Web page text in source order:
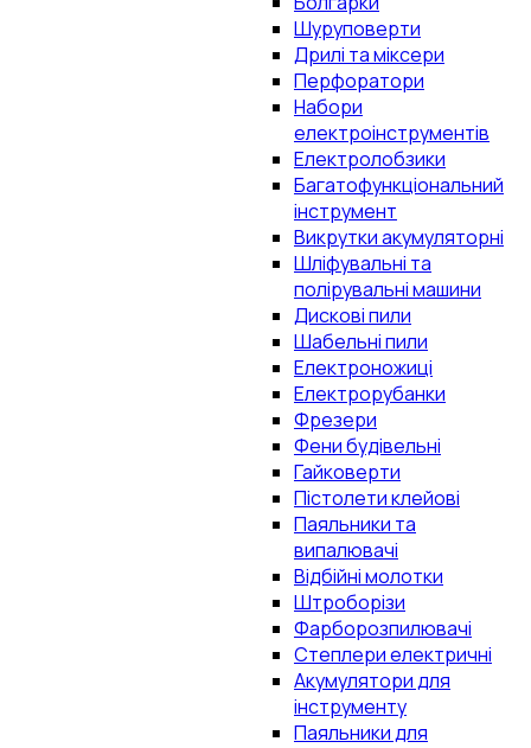
Шуруповерти
Дрилі та міксери
Перфоратори
Набори
електроінструментів
Електролобзики
Багатофункціональний
інструмент
Викрутки акумуляторні
Шліфувальні та
полірувальні машини
Дискові пили
Шабельні пили
Електроножиці
Електрорубанки
Фрезери
Фени будівельні
Гайковерти
Пістолети клейові
Паяльники та
випалювачі
Відбійні молотки
Штроборізи
Фарборозпилювачі
Степлери електричні
Акумулятори для
інструменту
Паяльники для